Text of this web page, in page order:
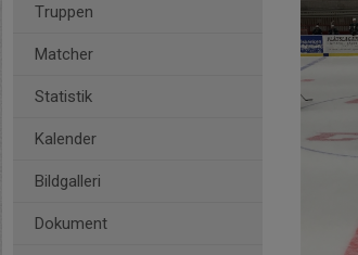
Truppen
Matcher
Statistik
Kalender
Bildgalleri
Dokument